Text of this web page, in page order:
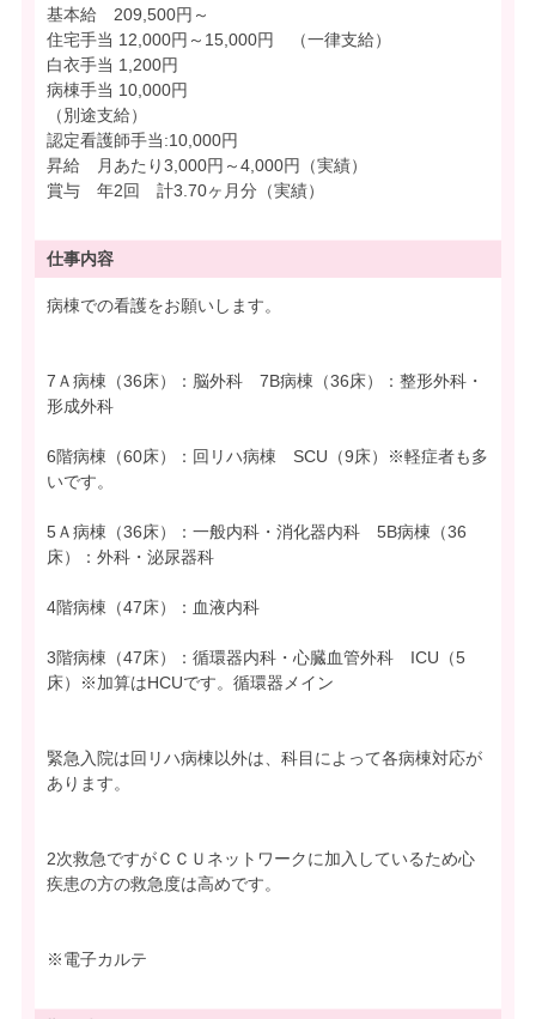
基本給 209,500円～
住宅手当 12,000円～15,000円 （一律支給）
白衣手当 1,200円
病棟手当 10,000円
（別途支給）
認定看護師手当:10,000円
昇給 月あたり3,000円～4,000円（実績）
賞与 年2回 計3.70ヶ月分（実績）
仕事内容
病棟での看護をお願いします。
7Ａ病棟（36床）：脳外科 7B病棟（36床）：整形外科・
形成外科
6階病棟（60床）：回リハ病棟 SCU（9床）※軽症者も多
いです。
5Ａ病棟（36床）：一般内科・消化器内科 5B病棟（36
床）：外科・泌尿器科
4階病棟（47床）：血液内科
3階病棟（47床）：循環器内科・心臓血管外科 ICU（5
床）※加算はHCUです。循環器メイン
緊急入院は回リハ病棟以外は、科目によって各病棟対応が
あります。
2次救急ですがＣＣＵネットワークに加入しているため心
疾患の方の救急度は高めです。
※電子カルテ